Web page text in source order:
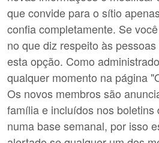
que convide para o sítio
confia completamente. Se
no que diz respeito às
esta opção. Como
qualquer momento na página
Os novos membros são
família e incluídos nos
numa base semanal, por isso